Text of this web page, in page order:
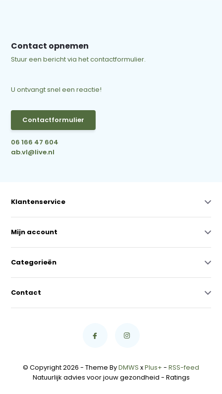
Contact opnemen
Stuur een bericht via het contactformulier.
U ontvangt snel een reactie!
Contactformulier
06 166 47 604
ab.vl@live.nl
Klantenservice
Mijn account
Categorieën
Contact
© Copyright 2026 - Theme ByDMWS xPlus+ - RSS-feed
Natuurlijk advies voor jouw gezondheid - Ratings